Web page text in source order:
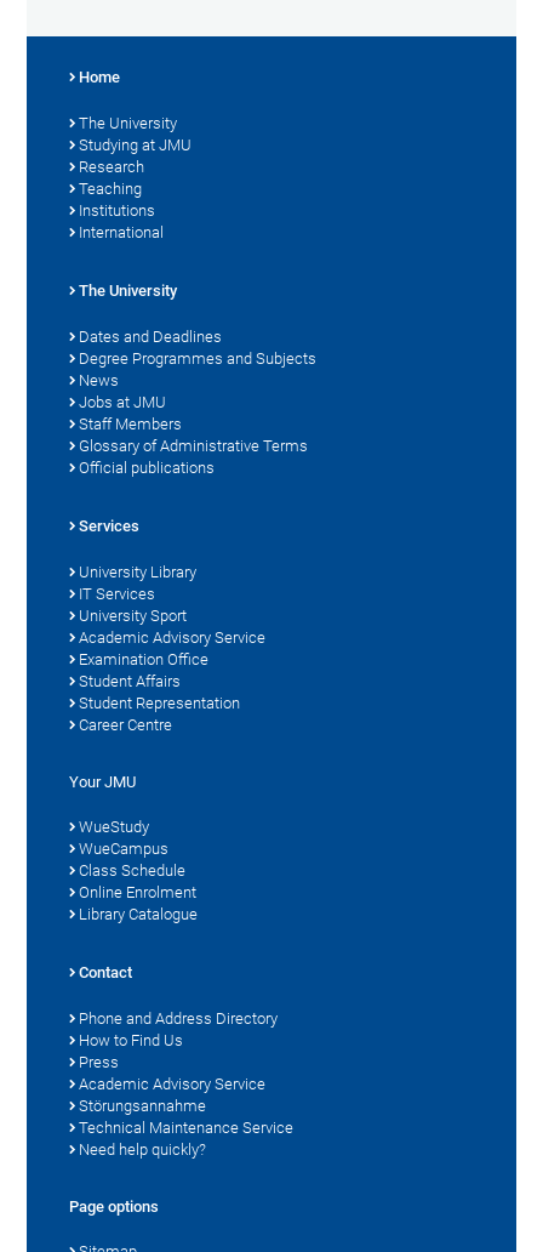
Home
The University
Studying at JMU
Research
Teaching
Institutions
International
The University
Dates and Deadlines
Degree Programmes and Subjects
News
Jobs at JMU
Staff Members
Glossary of Administrative Terms
Official publications
Services
University Library
IT Services
University Sport
Academic Advisory Service
Examination Office
Student Affairs
Student Representation
Career Centre
Your JMU
WueStudy
WueCampus
Class Schedule
Online Enrolment
Library Catalogue
Contact
Phone and Address Directory
How to Find Us
Press
Academic Advisory Service
Störungsannahme
Technical Maintenance Service
Need help quickly?
Page options